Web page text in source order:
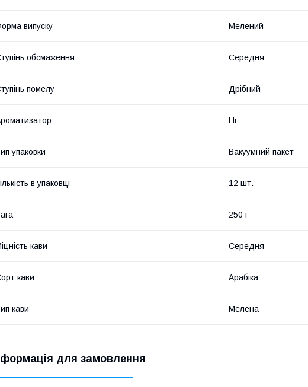
випуску Мелений
обсмаження Середня
помелу Дрібний
Ні
упаковки Вакуумний пакет
в упаковці 12 шт.
250 г
кави Середня
кави Арабіка
кави Мелена
для замовлення